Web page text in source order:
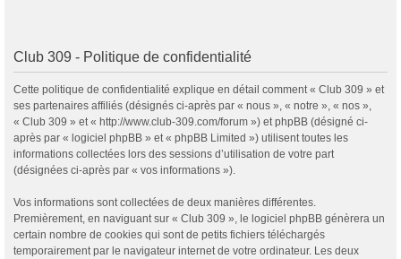
Club 309 - Politique de confidentialité
Cette politique de confidentialité explique en détail comment « Club 309 » et
ses partenaires affiliés (désignés ci-après par « nous », « notre », « nos »,
« Club 309 » et « http://www.club-309.com/forum ») et phpBB (désigné ci-
après par « logiciel phpBB » et « phpBB Limited ») utilisent toutes les
informations collectées lors des sessions d’utilisation de votre part
(désignées ci-après par « vos informations »).
Vos informations sont collectées de deux manières différentes.
Premièrement, en naviguant sur « Club 309 », le logiciel phpBB génèrera un
certain nombre de cookies qui sont de petits fichiers téléchargés
temporairement par le navigateur internet de votre ordinateur. Les deux